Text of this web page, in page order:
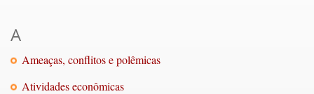
A
Ameaças, conflitos e polêmicas
Atividades econômicas